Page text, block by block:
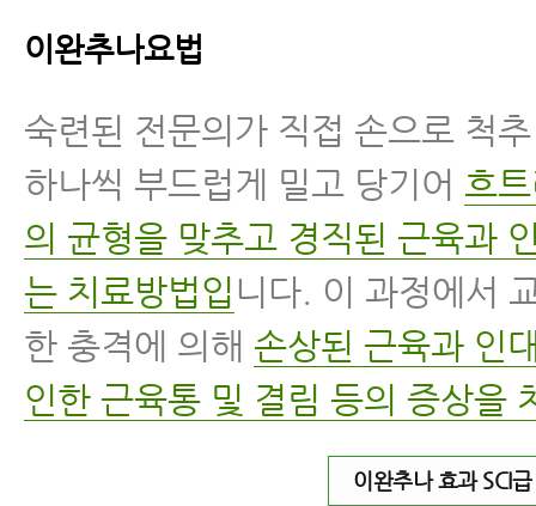
이완추나요법
숙련된 전문의가 직접 손으로 척
하나씩 부드럽게 밀고 당기어 흐
의 균형을 맞추고 경직된 근육과
는 치료방법입 니다. 이 과정에서
한 충격에 의해 손상된 근육과 인
인한 근육통 및 결림 등의 증상을
이완추나 효과 SCI